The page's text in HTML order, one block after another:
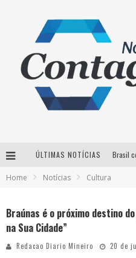
ÚLTIMAS NOTÍCIAS
Home Notícias Cultura
Braúnas é o próximo destino
na Sua Cidade”
Redacao Diario Mineiro 20 de